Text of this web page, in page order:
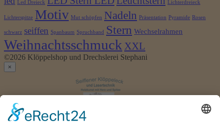
Led Dreieck Lichterdreieck
Lichterspitze Motiv Mut schöpfen Nadeln Präsentation Pyramide Rosen
schwarz seiffen Spanbaum Spruchband Stern Wechselrahmen
Weihnachtsschmuck XXL
©2026 Klöppelshop und Drechslerei Stephani
×